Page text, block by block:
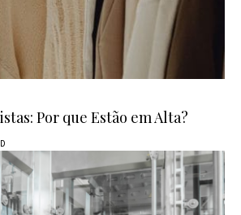
Por que Estão em Alta?